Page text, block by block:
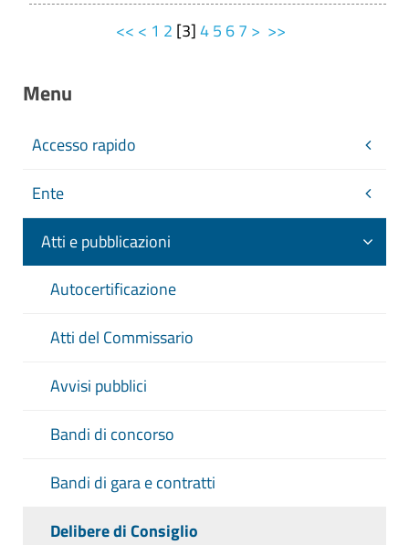
<< < 1 2 [3]45 67 > >>
Menu
Accesso rapido
Ente
Atti e pubblicazioni
Autocertificazione
Atti del Commissario
Avvisi pubblici
Bandi di concorso
Bandi di gara e contratti
Delibere di Consiglio